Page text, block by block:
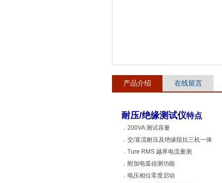
产品介绍 在线留言
耐压/绝缘测试仪特点
．200VA 测试容量
．交/直流耐压及绝缘阻抗三机一体
．Ture RMS 越界电流量测
．附加电弧侦测功能
．电压相位零度启动